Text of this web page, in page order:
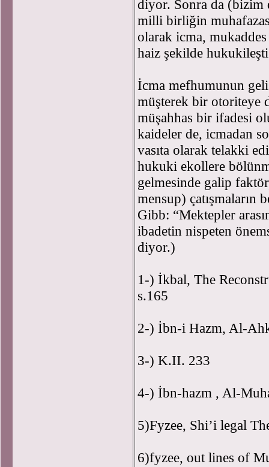
diyor. Sonra da (bizim
milli birliğin
olarak icma,
haiz şekilde
İcma mefhumunun
müşterek bir otoriteye
müşahhas bir ifadesi
kaideler de, icmadan
vasıta olarak telakki
hukuki ekollere
gelmesinde galip
mensup) çatışmaların
Gibb: “Mektepler
ibadetin nispeten
diyor.)
1-) İkbal, The
s.165
2-) İbn-i Hazm, Al-
3-) K.II. 233
4-) İbn-hazm , Al-
5)Fyzee, Shi’i legal
6)fyzee, out lines of